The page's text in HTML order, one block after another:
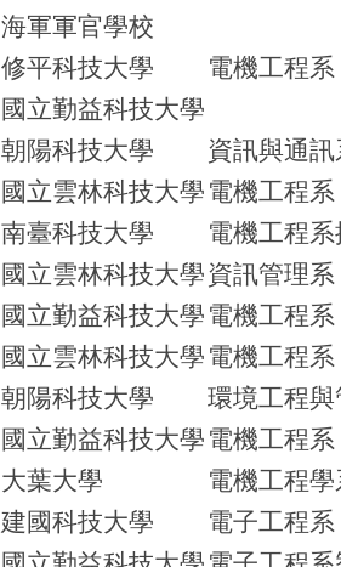
海軍軍官學校
修平科技大學
電機工程系
國立勤益科技大學
朝陽科技大學
資訊與通訊
國立雲林科技大學 電機工程系
南臺科技大學
電機工程
國立雲林科技大學資訊管理系
國立勤益科技大學 電機工程系
國立雲林科技大學 電機工程系
朝陽科技大學
環境工程與
國立勤益科技大學 電機工程系
大葉大學
電機工程學
建國科技大學
電子工程系